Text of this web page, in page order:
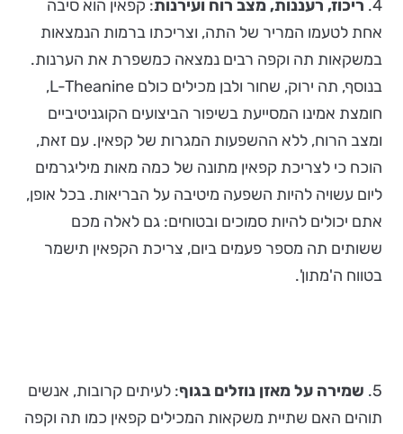
4. ריכוז, רעננות, מצב רוח ועירנות: קפאין הוא סיבה
אחת לטעמו המריר של התה, וצריכתו ברמות הנמצאות
במשקאות תה וקפה רבים נמצאה כמשפרת את הערנות.
בנוסף, תה ירוק, שחור ולבן מכילים כולם L-Theanine,
חומצת אמינו המסייעת בשיפור הביצועים הקוגניטיביים
ומצב הרוח, ללא ההשפעות המגרות של קפאין. עם זאת,
הוכח כי לצריכת קפאין מתונה של כמה מאות מיליגרמים
ליום עשויה להיות השפעה מיטיבה על הבריאות. בכל אופן,
אתם יכולים להיות סמוכים ובטוחים: גם לאלה מכם
ששותים תה מספר פעמים ביום, צריכת הקפאין תישמר
בטווח ה'מתון'.
5. שמירה על מאזן נוזלים בגוף: לעיתים קרובות, אנשים
תוהים האם שתיית משקאות המכילים קפאין כמו תה וקפה